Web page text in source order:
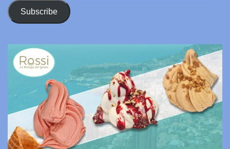
Address
Subscribe